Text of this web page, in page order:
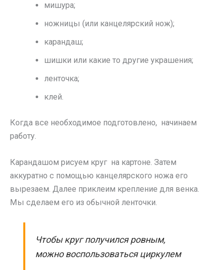
мишура;
ножницы (или канцелярский нож);
карандаш;
шишки или какие то другие украшения;
ленточка;
клей.
Когда все необходимое подготовлено, начинаем
работу.
Карандашом рисуем круг на картоне. Затем
аккуратно с помощью канцелярского ножа его
вырезаем. Далее приклеим крепление для венка.
Мы сделаем его из обычной ленточки.
Чтобы круг получился ровным,
можно воспользоваться циркулем